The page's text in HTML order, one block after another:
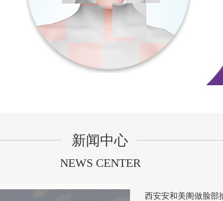
新闻中心
NEWS CENTER